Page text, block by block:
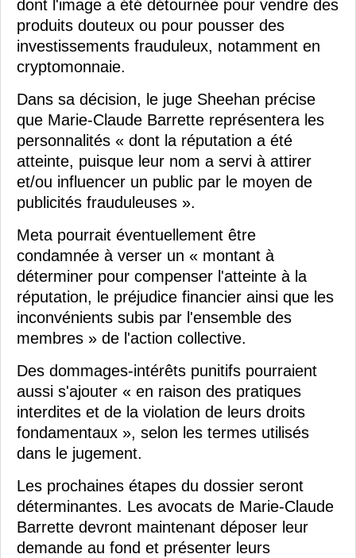
dont l'image a été détournée pour vendre des
produits douteux ou pour pousser des
investissements frauduleux, notamment en
cryptomonnaie.
Dans sa décision, le juge Sheehan précise
que Marie-Claude Barrette représentera les
personnalités « dont la réputation a été
atteinte, puisque leur nom a servi à attirer
et/ou influencer un public par le moyen de
publicités frauduleuses ».
Meta pourrait éventuellement être
condamnée à verser un « montant à
déterminer pour compenser l'atteinte à la
réputation, le préjudice financier ainsi que les
inconvénients subis par l'ensemble des
membres » de l'action collective.
Des dommages-intérêts punitifs pourraient
aussi s'ajouter « en raison des pratiques
interdites et de la violation de leurs droits
fondamentaux », selon les termes utilisés
dans le jugement.
Les prochaines étapes du dossier seront
déterminantes. Les avocats de Marie-Claude
Barrette devront maintenant déposer leur
demande au fond et présenter leurs